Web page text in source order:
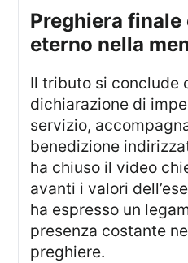
preghiera finale e legame
eterno nella
Il tributo si conclude con una rinnovata
dichiarazione di
servizio,
benedizione
ha chiuso il video
avanti i valori
ha espresso un
presenza costante
preghiere.